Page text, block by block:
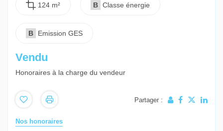
124 m² B Classe énergie
B Emission GES
Vendu
Honoraires à la charge du vendeur
Partager :
Nos honoraires